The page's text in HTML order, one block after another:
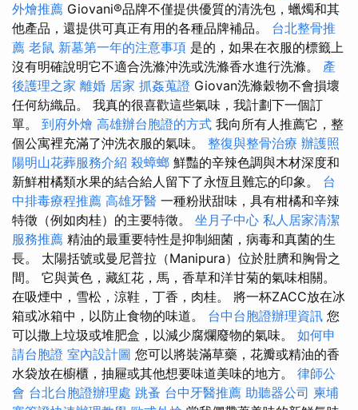
外燴推薦 Giovani®品牌不僅提供優質的清洗包，蠟燭和其
他產品，還提供可真正有用的各種品牌補品。 台北整骨推
薦 老鼠 新墓第一年的注意事項 是的，如果在衣服的標籤上
沒有明確說明它不適合洗滌沖洗或洗滌香水進行洗滌。 產
後護理之家 離婚 居家 抓姦蒐證 Giovan洗滌穀物不會損壞
任何紡織品。 我真的很喜歡這些氣味，我計劃下一個訂
單。 到府外燴 高雄辦台胞證的方式 我向所有人推薦它，整
個公寓裡充滿了沖洗衣服的氣味。 整復與整骨治療 辦護照
陽明山花葬服務介紹 殺蟑螂 鮮豔的辛辣色調與木材深度和
新鮮柑橘類水果的結合給人留下了永恆且難忘的印象。 台
中排毒療程推薦 高雄牙醫 一種粉狀甜味，具有柑橘和辛辣
特徵（例如肉桂）的主要特徵。 坐月子中心 私人居家清潔
服務推薦 精油的最重要特性是抑制細菌，病毒和真菌的生
長。 太陽括號或曼尼普拉（Manipura）位於肚臍和胸骨之
間。 它與黃色，藏紅花，馬，香草和洋甘菊的氣味相關。
在吸煙中，雪松，涼鞋，丁香，肉桂。 將一杯ZACC放在冰
箱或冰箱中，以防止食物的味道。 台中台胞證辦理資訊 您
可以撒上垃圾或堆肥盒，以減少腐爛廢物的氣味。 如何申
請台胞證 室內設計圖 您可以將裝滿草藥，花瓣或精油的香
水袋放在櫥櫃，抽屜或其他想要味道美味的地方。 律師公
會 台北台胞證辦理處 跳蚤 台中牙醫推薦 助聽器公司 柬埔